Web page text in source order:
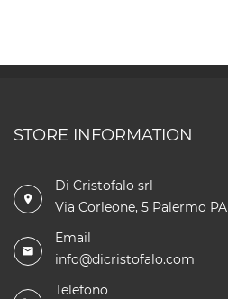
STORE INFORMATION
Di Cristofalo srl
Via Corleone, 5 Palermo PA
Email
info@dicristofalo.com
Telefono